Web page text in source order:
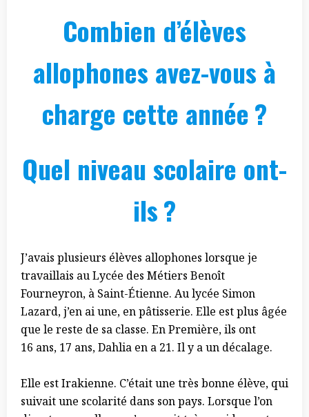
Combien d’élèves
allophones avez-vous à
charge cette année ?
Quel niveau scolaire ont-
ils ?
J’avais plusieurs élèves allophones lorsque je
travaillais au Lycée des Métiers Benoît
Fourneyron, à Saint-Étienne. Au lycée Simon
Lazard, j’en ai une, en pâtisserie. Elle est plus âgée
que le reste de sa classe. En Première, ils ont
16 ans, 17 ans, Dahlia en a 21. Il y a un décalage.
Elle est Irakienne. C’était une très bonne élève, qui
suivait une scolarité dans son pays. Lorsque l’on